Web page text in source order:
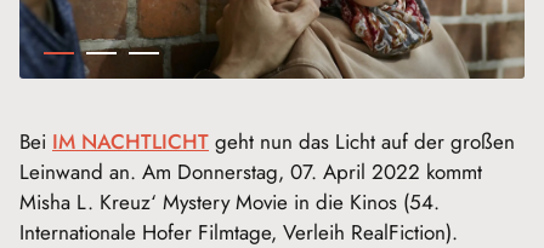
Bei IM NACHTLICHT geht nun das Licht auf der großen
Leinwand an. Am Donnerstag, 07. April 2022 kommt
Misha L. Kreuz‘ Mystery Movie in die Kinos (54.
Internationale Hofer Filmtage, Verleih RealFiction).